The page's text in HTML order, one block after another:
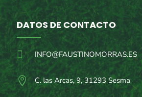
DATOS DE CONTACTO
 INFO@FAUSTINOMORRAS.ES
 C. las Arcas, 9, 31293 Sesma